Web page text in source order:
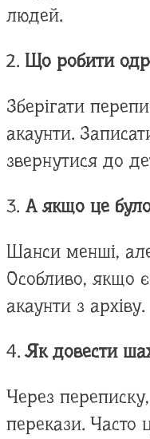
людей.
2. Що робити
Зберігати
акаунти.
звернутися до
3. А якщо це
Шанси менші,
Особливо, якщо є
акаунти з архіву.
4.Як довести
Через переписку,
перекази. Часто